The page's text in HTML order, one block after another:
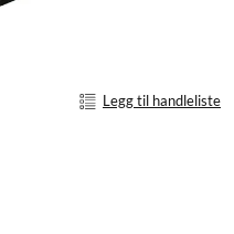
Legg til handleliste